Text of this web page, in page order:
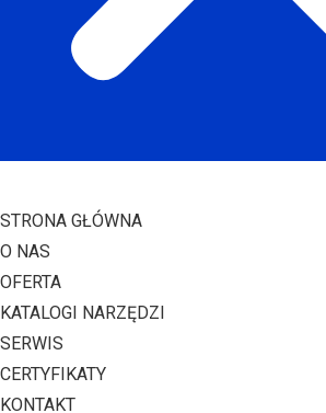
STRONA GŁÓWNA
O NAS
OFERTA
KATALOGI NARZĘDZI
SERWIS
CERTYFIKATY
KONTAKT